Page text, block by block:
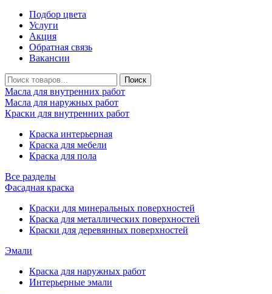
Подбор цвета
Услуги
Акция
Обратная связь
Вакансии
Масла для внутренних работ
Масла для наружных работ
Краски для внутренних работ
Краска интерьерная
Краска для мебели
Краска для пола
Все разделы
Фасадная краска
Краски для минеральных поверхностей
Краска для металлических поверхностей
Краски для деревянных поверхностей
Эмали
Краска для наружных работ
Интерьерные эмали